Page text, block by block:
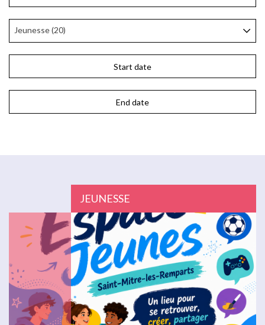
Jeunesse (20)
JEUNESSE